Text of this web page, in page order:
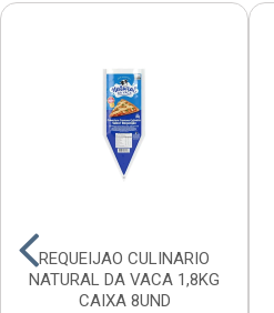
REQUEIJAO CULINARIO
NATURAL DA VACA 1,8KG
CAIXA 8UND